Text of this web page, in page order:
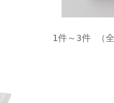
1件～3件 （全